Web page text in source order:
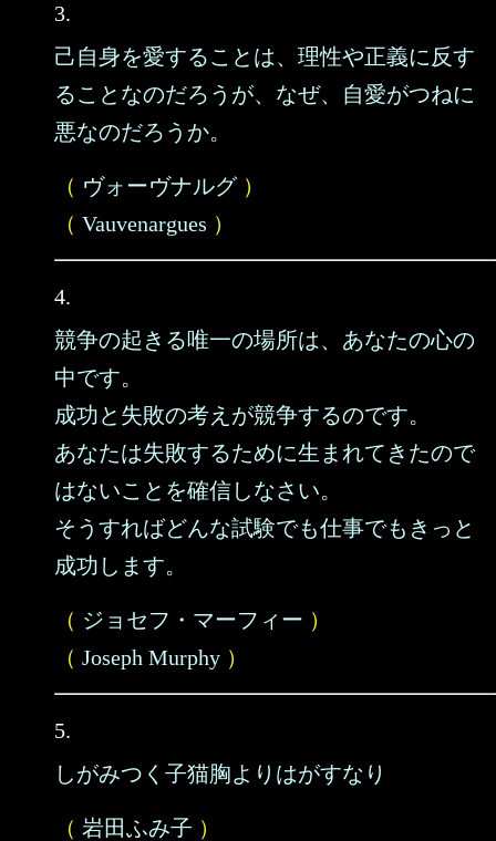
3.
己自身を愛することは、理性や正義に反す
ることなのだろうが、なぜ、自愛がつねに
悪なのだろうか。
（ ヴォーヴナルグ）
（ Vauvenargues ）
4.
競争の起きる唯一の場所は、あなたの心の
中です。
成功と失敗の考えが競争するのです。
あなたは失敗するために生まれてきたので
はないことを確信しなさい。
そうすればどんな試験でも仕事でもきっと
成功します。
（ ジョセフ・マーフィー ）
（ Joseph Murphy ）
5.
しがみつく子猫胸よりはがすなり
（ 岩田ふみ子 ）